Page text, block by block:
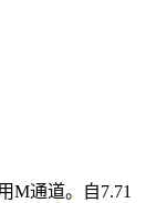
M通道。自7.71